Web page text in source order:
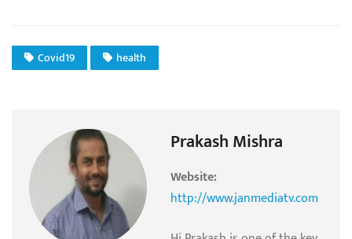
Covid19 health
Prakash Mishra
Website:
http://www.janmediatv.com